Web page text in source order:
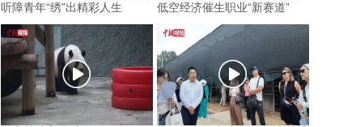
听障青年“绣”出精彩人生
低空经济催生职业“新赛道”